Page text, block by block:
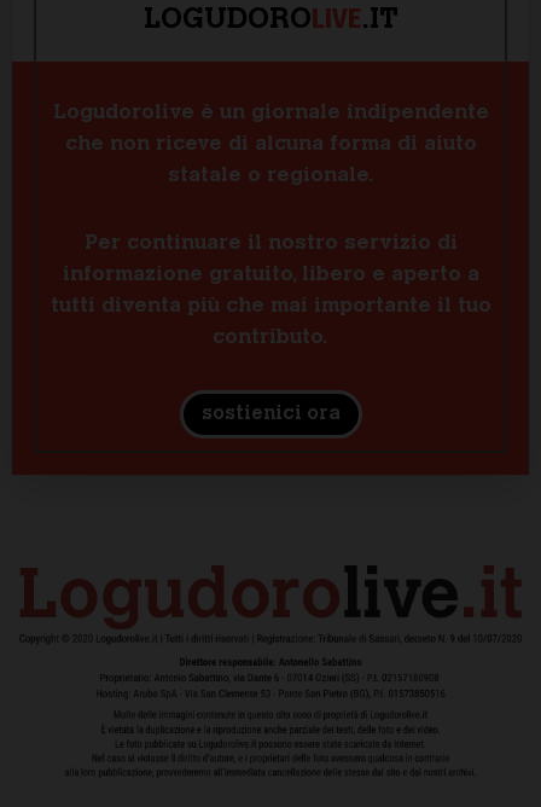
LOGUDOROLIVE.IT
Logudorolive è un giornale indipendente
che non riceve di alcuna forma di aiuto
statale o regionale.
Per continuare il nostro servizio di
informazione gratuito, libero e aperto a
tutti diventa più che mai importante il tuo
contributo.
sostienici ora